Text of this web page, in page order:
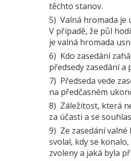
těchto stanov.
5) Valná hromada je
V případě, že půl
je valná hromada
6) Kdo zasedání
předsedy zasedání a
7) Předseda vede
na předčasném
8) Záležitost, která
za účasti a se
9) Ze zasedání
svolal, kdy se
zvoleny a jaká byla